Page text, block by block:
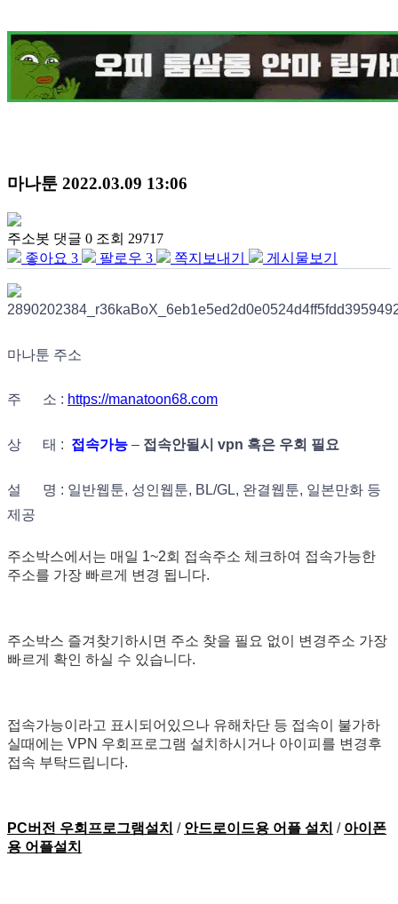
마나툰 2022.03.09 13:06
주소봇 댓글 0 조회 29717
좋아요 3 팔로우 3 쪽지보내기 게시물보기
마나툰 주소
주 소 : https://manatoon68.com
상 태 : 접속가능 – 접속안될시 vpn 혹은 우회 필요
설 명 : 일반웹툰, 성인웹툰, BL/GL, 완결웹툰, 일본만화 등
제공
주소박스에서는 매일 1~2회 접속주소 체크하여 접속가능한
주소를 가장 빠르게 변경 됩니다.
주소박스 즐겨찾기하시면 주소 찾을 필요 없이 변경주소 가장
빠르게 확인 하실 수 있습니다.
접속가능이라고 표시되어있으나 유해차단 등 접속이 불가하
실때에는 VPN 우회프로그램 설치하시거나 아이피를 변경후
접속 부탁드립니다.
PC버전 우회프로그램설치 / 안드로이드용 어플 설치 / 아이폰
용 어플설치